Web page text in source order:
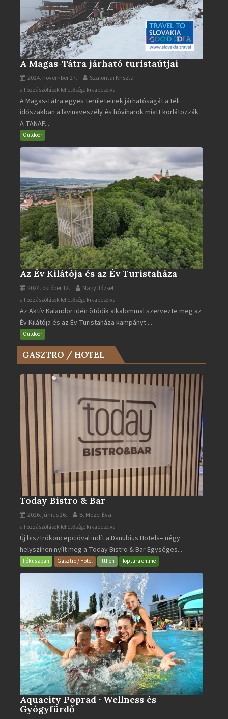
A Magas-Tátra járható turistaútjai
2024. november 27. Szalontai Kriszta
A
Magas-
Tátra
járható
turistaútjai
a hozzászólások lehetősége kikapcsolva
A Magas-Tátra egyes területeinek járhatóságát a téli
időszakban a lavinaveszély és hóviharok miatt korlátozzák.
A TANAP...
Outdoor
Az Év Kilátója és az Év Turistaháza
2024. október 12. Nagy József
Az
Év
Kilátója
és
az
Év
bejegyzéshez
a hozzászólások lehetősége kikapcsolva
Az Aktív Kalandor idén ötödik alkalommal szervezte meg az
Év Kilátója és az Év Turistaháza kampányt....
Outdoor
GASZTRO / HOTEL
Today Bistro & Bar
2026. június 26. B. Mezei Éva
Today
Bistro
&
Bar
bejegyzéshez
a hozzászólások lehetősége kikapcsolva
Új bisztrókoncepcióval indít a Danubius Hotels– négy
helyszínen nyílt meg a Today Bistro & Bar Egységes...
Fókuszban Gasztro / Hotel Itthon Toptúra online
Aquacity Poprad · Wellness és
Gyógyfürdő